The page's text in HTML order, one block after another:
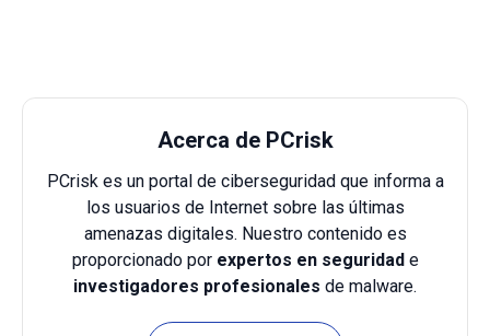
Acerca de PCrisk
PCrisk es un portal de ciberseguridad que informa a
los usuarios de Internet sobre las últimas
amenazas digitales. Nuestro contenido es
proporcionado por expertos en seguridade
investigadores profesionales de malware.